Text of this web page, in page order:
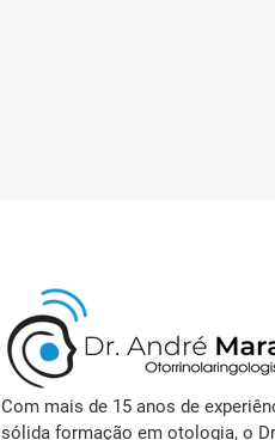
Com mais de 15 anos de
sólida formação em otologia, o